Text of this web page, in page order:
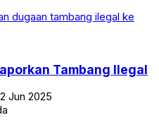
Tambang Ilegal
Jun 2025